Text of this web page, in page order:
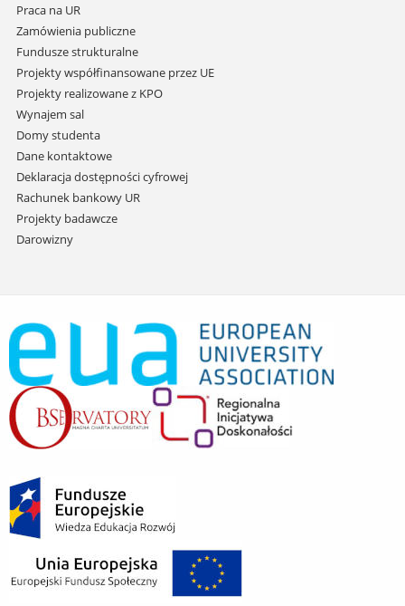
Praca na UR
Zamówienia publiczne
Fundusze strukturalne
Projekty współfinansowane przez UE
Projekty realizowane z KPO
Wynajem sal
Domy studenta
Dane kontaktowe
Deklaracja dostępności cyfrowej
Rachunek bankowy UR
Projekty badawcze
Darowizny